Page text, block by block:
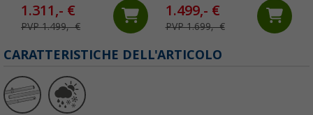
1.311,- €
PVP 1.499,- €
1.499,- €
PVP 1.699,- €
CARATTERISTICHE DELL'ARTICOLO